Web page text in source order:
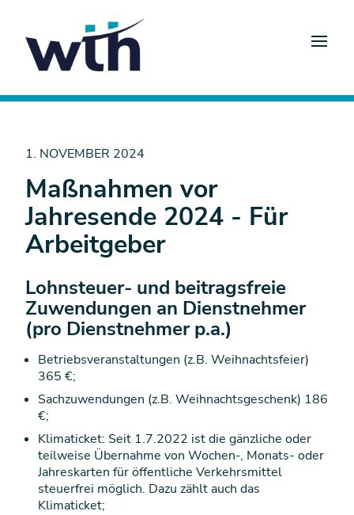
1. NOVEMBER 2024
Maßnahmen vor
Jahresende 2024 - Für
Arbeitgeber
Lohnsteuer- und beitragsfreie
Zuwendungen an Dienstnehmer
(pro Dienstnehmer p.a.)
Betriebsveranstaltungen (z.B. Weihnachtsfeier)
365 €;
Sachzuwendungen (z.B. Weihnachtsgeschenk) 186
€;
Klimaticket: Seit 1.7.2022 ist die gänzliche oder
teilweise Übernahme von Wochen-, Monats- oder
Jahreskarten für öffentliche Verkehrsmittel
steuerfrei möglich. Dazu zählt auch das
Klimaticket;